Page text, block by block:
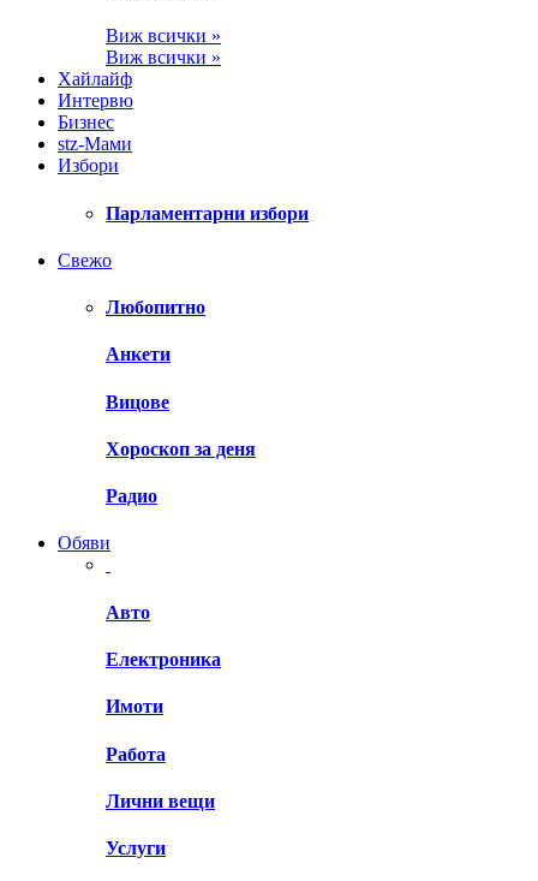
Виж всички »
Виж всички »
Хайлайф
Интервю
Бизнес
stz-Мами
Избори
Парламентарни избори
Свежо
Любопитно
Анкети
Вицове
Хороскоп за деня
Радио
Обяви
Авто
Електроника
Имоти
Работа
Лични вещи
Услуги